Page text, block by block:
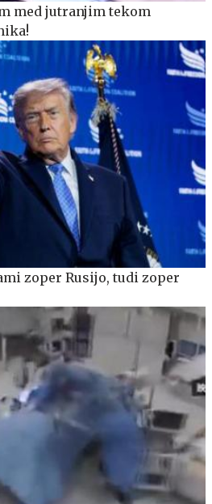
med jutranjim tekom
zoper Rusijo, tudi zoper